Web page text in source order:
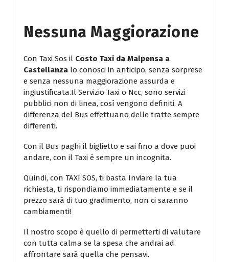
Nessuna Maggiorazione
Con Taxi Sos il Costo Taxi da Malpensa a
Castellanza lo conosci in anticipo, senza sorprese
e senza nessuna maggiorazione assurda e
ingiustificata.Il Servizio Taxi o Ncc, sono servizi
pubblici non di linea, così vengono definiti. A
differenza del Bus effettuano delle tratte sempre
differenti.
Con il Bus paghi il biglietto e sai fino a dove puoi
andare, con il Taxi è sempre un incognita.
Quindi, con TAXI SOS, ti basta Inviare la tua
richiesta, ti rispondiamo immediatamente e se il
prezzo sarà di tuo gradimento, non ci saranno
cambiamenti!
Il nostro scopo è quello di permetterti di valutare
con tutta calma se la spesa che andrai ad
affrontare sarà quella che pensavi.